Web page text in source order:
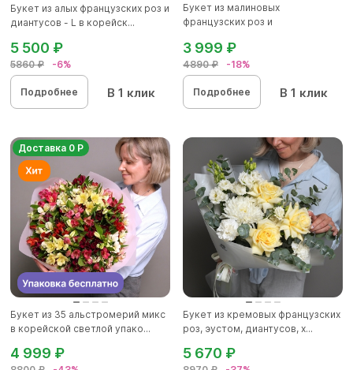
Букет из алых французских роз и
диантусов - L в корейск...
5860 ₽ -6%
5 500 ₽
Подробнее В 1 клик
Букет из малиновых
французских роз и
4890 ₽ -18%
3 999 ₽
Подробнее В 1 клик
Доставка 0 Р
Букет из 35 альстромерий микс
в корейской светлой упако...
4 999 ₽
Букет из кремовых французских
роз, эустом, диантусов, х...
5 670 ₽